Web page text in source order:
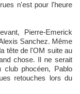
n'est pour l'heure
Pierre-Emerick
Sanchez. Même
tête de l'OM suite au
chose. Il ne serait
phocéen, Pablo
retouches lors du